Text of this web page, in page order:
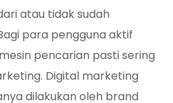
atau tidak sudah
para pengguna aktif
pencarian pasti sering
Digital marketing
dilakukan oleh brand